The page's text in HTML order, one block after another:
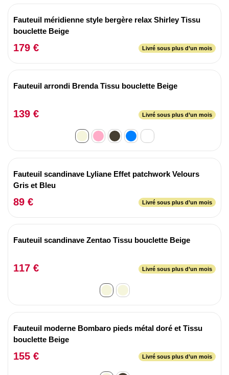
Fauteuil méridienne style bergère relax Shirley Tissu
bouclette Beige
179 € Livré sous plus d’un mois
Fauteuil arrondi Brenda Tissu bouclette Beige
139 € Livré sous plus d’un mois
Fauteuil scandinave Lyliane Effet patchwork Velours
Gris et Bleu
89 € Livré sous plus d’un mois
Fauteuil scandinave Zentao Tissu bouclette Beige
117 € Livré sous plus d’un mois
Fauteuil moderne Bombaro pieds métal doré et Tissu
bouclette Beige
155 € Livré sous plus d’un mois